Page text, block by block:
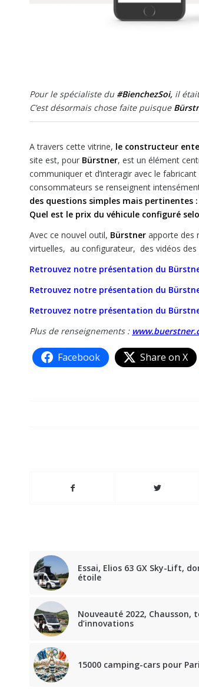
Pour le spécialiste du #BienchezSoi, il
C’est désormais chose faite puisque
A travers cette vitrine, le constructeur
site est, pour Bürstner, est un élément
communiquer et d’interagir avec le
consommateurs se renseignent
des questions simples mais pertinentes :
Quel est le prix du véhicule configuré
Avec ce nouvel outil, Bürstner apporte des
virtuelles, au configurateur, des vidéos
Retrouvez notre présentation du
Retrouvez notre présentation du
Retrouvez notre présentation du
Plus de renseignements :
Facebook Share on X
Essai, Elios 63 GX Sky-Lift,
étoile
Nouveauté 2022, Chausson,
d’innovations
15000 camping-cars pour